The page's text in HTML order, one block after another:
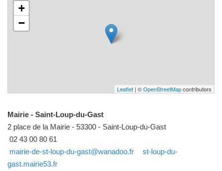
+
−
Leaflet | ©OpenStreetMapcontributors
Mairie - Saint-Loup-du-Gast
2 place de la Mairie - 53300 - Saint-Loup-du-Gast
02 43 00 80 61
mairie-de-st-loup-du-gast@wanadoo.fr
st-loup-du-
gast.mairie53.fr